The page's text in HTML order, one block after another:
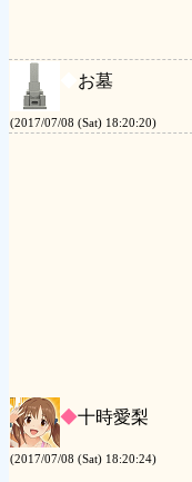
お墓
(2017/07/08 (Sat) 18:20:20)
◆十時愛梨
(2017/07/08 (Sat) 18:20:24)